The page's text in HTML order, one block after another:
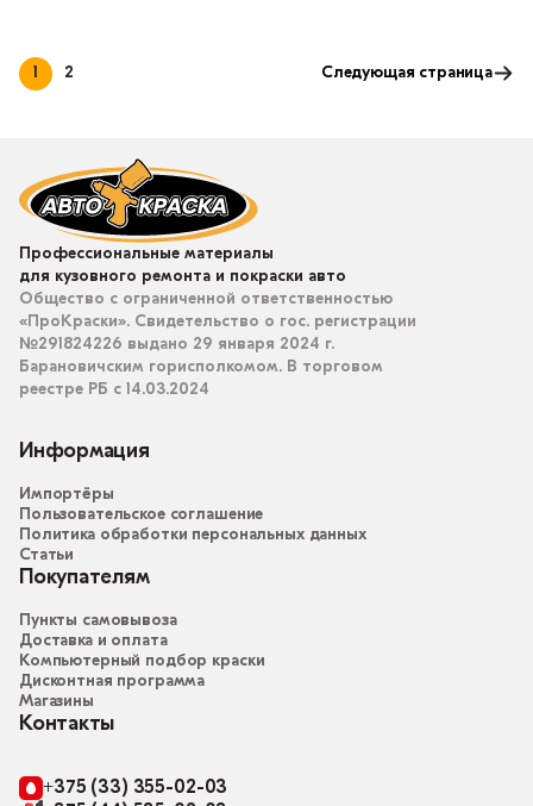
1 2 Следующая страница
Профессиональные материалы
для кузовного ремонта и покраски авто
Общество с ограниченной ответственностью
«ПроКраски». Свидетельство о гос. регистрации
№291824226 выдано 29 января 2024 г.
Барановичским горисполкомом. В торговом
реестре РБ с 14.03.2024
Информация
Импортёры
Пользовательское соглашение
Политика обработки персональных данных
Статьи
Покупателям
Пункты самовывоза
Доставка и оплата
Компьютерный подбор краски
Дисконтная программа
Магазины
Контакты
+375 (33) 355-02-03